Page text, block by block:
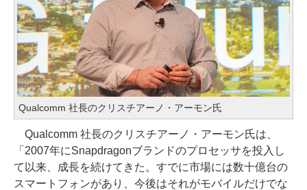
Qualcomm 社長のクリスチアーノ・アーモン氏
Qualcomm 社長のクリスチアーノ・アーモン氏は、
「2007年にSnapdragonブランドのプロセッサを投入し
て以来、成長を続けてきた。すでに市場には数十億台の
スマートフォンがあり、今後はそれがモバイルだけでな